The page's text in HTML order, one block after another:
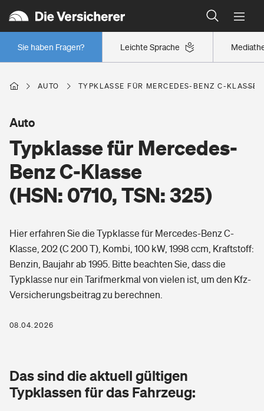
Leichte Sprache
Sie haben Fragen?
Wer versichert was: Jetzt Versicherer finden
Regionalklassen: So ist Ihre Region eingestuft
Wer versichert was: Jetzt Versicherer finden
Berufsunfähigkeitsversicherung
Arbeitsrechtsschutz
Berufshaftpflichtversicherung
Rentenrechner: Wie viel Geld bekomme ich im Alter?
Wohnen
Wohngebäudeversicherung
Hausratversicherung
Elementarversicherung
Photovoltaik
Wärmepumpen versichern
Vermieterrrechtsschutz
Pri­vate Haft­pflicht­
Rechts­schutz­ver­si­che­rung
Kinderunfall­ver­si­che­rung
Gesundheit
Private Krankenversicherung
Tierkrankenversicherung
AUTO TYPKLASSE FÜR MERCEDES-BENZ C-
Typklasse für Mercedes-
Benz C-Klasse
(HSN: 0710, TSN: 325)
Auto
Hier erfahren Sie die Typklasse für Mercedes-Benz C-
Klasse, 202 (C 200 T), Kombi, 100 kW, 1998 ccm, Kraftstoff:
Benzin, Baujahr ab 1995. Bitte beachten Sie, dass die
Typklasse nur ein Tarifmerkmal von vielen ist, um den Kfz-
Versicherungsbeitrag zu berechnen.
08.04.2026
Das sind die aktuell gültigen
Typklassen für das Fahrzeug: